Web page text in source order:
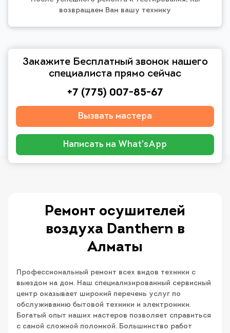
возвращаем Вам вашу технику
Закажите Бесплатный звонок нашего
специалиста прямо сейчас
+7 (775) 007-85-67
Вызвать мастера
Написать на What'sApp
Ремонт осушителей
воздуха Danthern в
Алматы
Профессиональный ремонт всех видов техники с
выездом на дом. Наш специализированный сервисный
центр оказывает широкий перечень услуг по
обслуживанию бытовой техники и электроники.
Богатый опыт наших мастеров позволяет справиться
с самой сложной поломкой. Большинство работ